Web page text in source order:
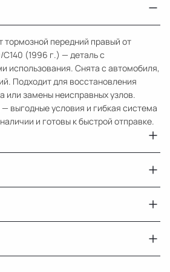
тормозной передний правый от
(1996 г.) — деталь с
использования. Снята с автомобиля,
Подходит для восстановления
или замены неисправных узлов.
выгодные условия и гибкая система
и готовы к быстрой отправке.
MercedesBenz S W140 рест.
1996
Мерседес Бенс С
или без навесного
30 дней
насос
14 дней